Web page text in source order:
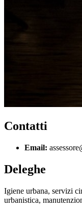
Contatti
Email:
Deleghe
Igiene urbana, servizi
urbanistica,